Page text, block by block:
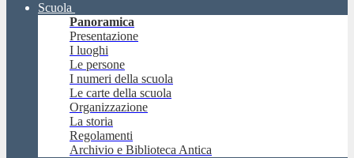
Scuola
Panoramica
Presentazione
I luoghi
Le persone
I numeri della scuola
Le carte della scuola
Organizzazione
La storia
Regolamenti
Archivio e Biblioteca Antica